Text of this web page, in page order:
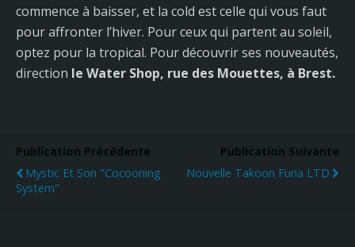
commence à baisser, et la cold est celle qui vous faut
pour affronter l’hiver. Pour ceux qui partent au soleil,
optez pour la tropical. Pour découvrir ses nouveautés,
direction le Water Shop, rue des Mouettes, à Brest.
Publication Précédente
Mystic Et Son "Cocooning
System"
Publication Suivante
Nouvelle Takoon Furia LTD